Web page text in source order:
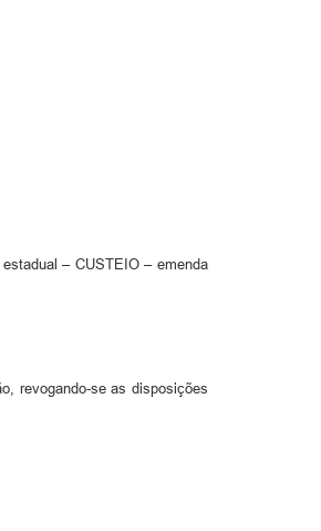
– CUSTEIO – emenda
revogando-se as disposições